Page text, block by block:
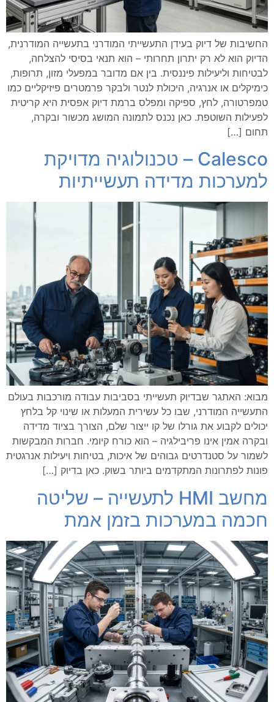
החשיבות של דיוק בעידן התעשייתי המודרני בתעשייה המודרנית,
הדיוק הוא לא רק יתרון תחרותי – הוא תנאי בסיסי להצלחה,
לבטיחות וליעילות פיננסית. בין אם מדובר במפעלי מזון, תרופות,
כימיקלים או אנרגיה, היכולת לנטר ולבקר פרמטרים פיזיקליים כמו
טמפרטורה, לחץ, ספיקה ומפלס ברמת דיוק אפסית היא קריטית
לפעילות השוטפת. כאן נכנס לתמונה המושג מכשור ובקרה,
תחום […]
Calesco – טכנולוגיה מדויקת
למערכות מדידה תעשייתיות
מבוא: האתגר שבדיוק תעשייתי בסביבות עבודה מורכבות בעולם
התעשייה המודרני, שבו כל עשירית המעלות או שינוי קל בלחץ
יכולים לקבוע את גורלו של קו ייצור שלם, הצורך בציוד מדידה
ובקרה אמין אינו פריבילגיה – הוא כורח קיומי. חברות המבקשות
לשמור על סטנדרטים גבוהים של איכות, בטיחות ויעילות אנרגטית
פונות לפתרונות המתקדמים ביותר בשוק. כאן בדיוק […]
מחשב HMI לתעשייה – שליטה
חכמה במערכות בזמן אמת